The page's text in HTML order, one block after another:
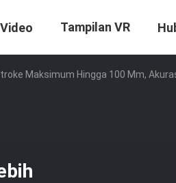
Video Tampilan VR
Maksimum Hingga 100 Mm,